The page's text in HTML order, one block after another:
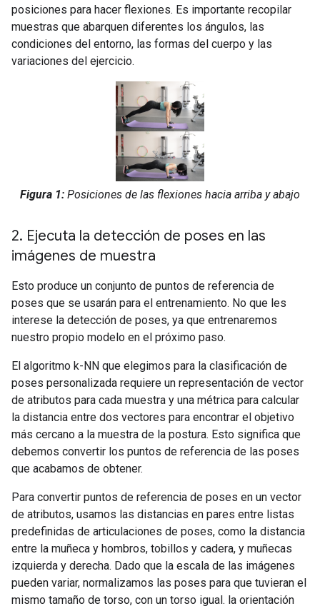
posiciones para hacer flexiones. Es importante recopilar
muestras que abarquen diferentes los ángulos, las
condiciones del entorno, las formas del cuerpo y las
variaciones del ejercicio.
Figura 1: Posiciones de las flexiones hacia arriba y abajo
2. Ejecuta la detección de poses en las
imágenes de muestra
Esto produce un conjunto de puntos de referencia de
poses que se usarán para el entrenamiento. No que les
interese la detección de poses, ya que entrenaremos
nuestro propio modelo en el próximo paso.
El algoritmo k-NN que elegimos para la clasificación de
poses personalizada requiere un representación de vector
de atributos para cada muestra y una métrica para calcular
la distancia entre dos vectores para encontrar el objetivo
más cercano a la muestra de la postura. Esto significa que
debemos convertir los puntos de referencia de las poses
que acabamos de obtener.
Para convertir puntos de referencia de poses en un vector
de atributos, usamos las distancias en pares entre listas
predefinidas de articulaciones de poses, como la distancia
entre la muñeca y hombros, tobillos y cadera, y muñecas
izquierda y derecha. Dado que la escala de las imágenes
pueden variar, normalizamos las poses para que tuvieran el
mismo tamaño de torso, con un torso igual. la orientación